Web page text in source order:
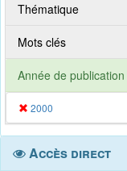
Thématique
Mots clés
Année de publication
2000
Accès direct